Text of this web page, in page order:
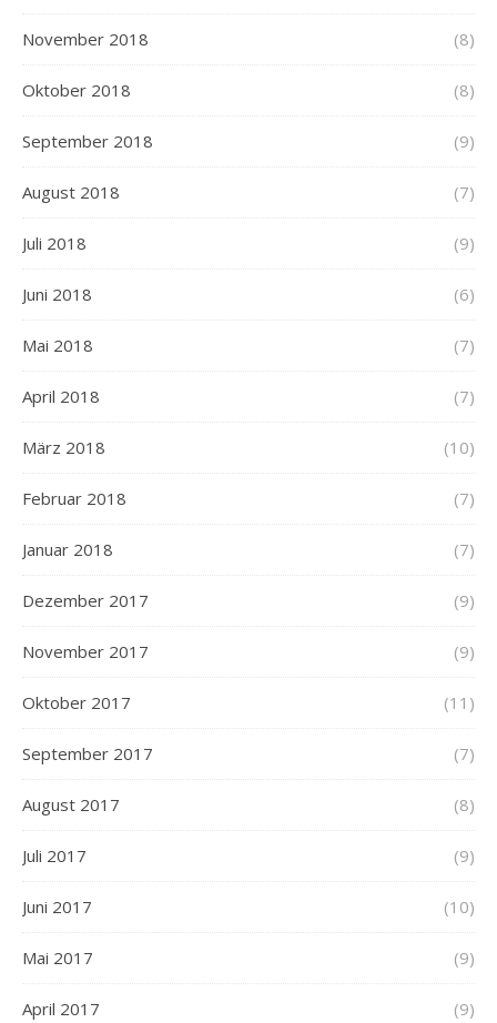
November 2018 (8)
Oktober 2018 (8)
September 2018 (9)
August 2018 (7)
Juli 2018 (9)
Juni 2018 (6)
Mai 2018 (7)
April 2018 (7)
März 2018 (10)
Februar 2018 (7)
Januar 2018 (7)
Dezember 2017 (9)
November 2017 (9)
Oktober 2017 (11)
September 2017 (7)
August 2017 (8)
Juli 2017 (9)
Juni 2017 (10)
Mai 2017 (9)
April 2017 (9)